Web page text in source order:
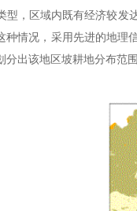
型，区域内既有经济较发
种情况，采用先进的地理
分出该地区坡耕地分布范